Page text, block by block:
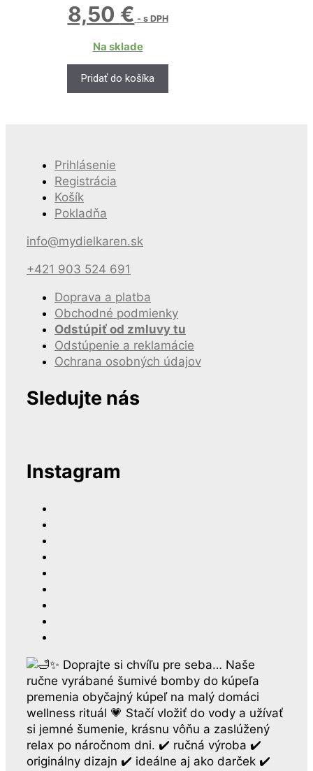
8,50 € - s DPH
Na sklade
Pridať do košíka
Prihlásenie
Registrácia
Košík
Pokladňa
info@mydielkaren.sk
+421 903 524 691
Doprava a platba
Obchodné podmienky
Odstúpiť od zmluvy tu
Odstúpenie a reklamácie
Ochrana osobných údajov
Sledujte nás
Instagram